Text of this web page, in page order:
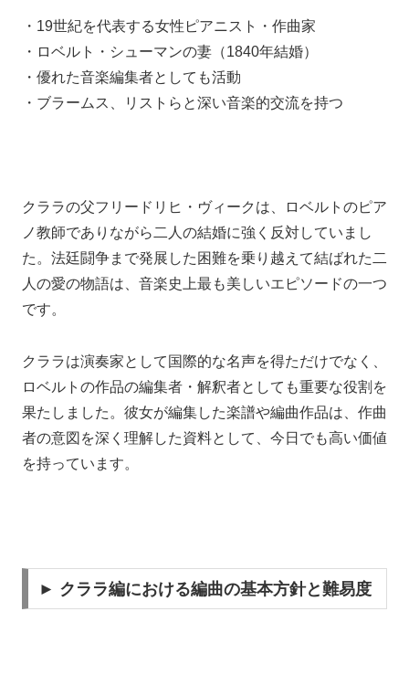
・19世紀を代表する女性ピアニスト・作曲家
・ロベルト・シューマンの妻（1840年結婚）
・優れた音楽編集者としても活動
・ブラームス、リストらと深い音楽的交流を持つ
クララの父フリードリヒ・ヴィークは、ロベルトのピア
ノ教師でありながら二人の結婚に強く反対していまし
た。法廷闘争まで発展した困難を乗り越えて結ばれた二
人の愛の物語は、音楽史上最も美しいエピソードの一つ
です。
クララは演奏家として国際的な名声を得ただけでなく、
ロベルトの作品の編集者・解釈者としても重要な役割を
果たしました。彼女が編集した楽譜や編曲作品は、作曲
者の意図を深く理解した資料として、今日でも高い価値
を持っています。
► クララ編における編曲の基本方針と難易度